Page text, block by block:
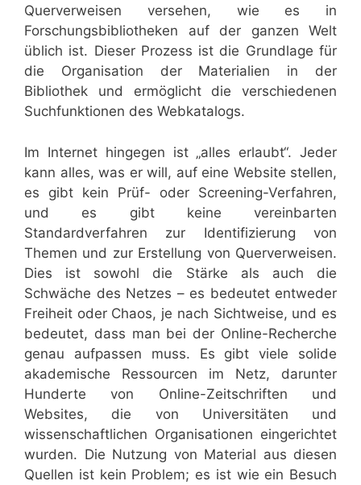
Querverweisen versehen, wie es in
Forschungsbibliotheken auf der ganzen Welt
üblich ist. Dieser Prozess ist die Grundlage für
die Organisation der Materialien in der
Bibliothek und ermöglicht die verschiedenen
Suchfunktionen des Webkatalogs.
Im Internet hingegen ist „alles erlaubt“. Jeder
kann alles, was er will, auf eine Website stellen,
es gibt kein Prüf- oder Screening-Verfahren,
und es gibt keine vereinbarten
Standardverfahren zur Identifizierung von
Themen und zur Erstellung von Querverweisen.
Dies ist sowohl die Stärke als auch die
Schwäche des Netzes – es bedeutet entweder
Freiheit oder Chaos, je nach Sichtweise, und es
bedeutet, dass man bei der Online-Recherche
genau aufpassen muss. Es gibt viele solide
akademische Ressourcen im Netz, darunter
Hunderte von Online-Zeitschriften und
Websites, die von Universitäten und
wissenschaftlichen Organisationen eingerichtet
wurden. Die Nutzung von Material aus diesen
Quellen ist kein Problem; es ist wie ein Besuch